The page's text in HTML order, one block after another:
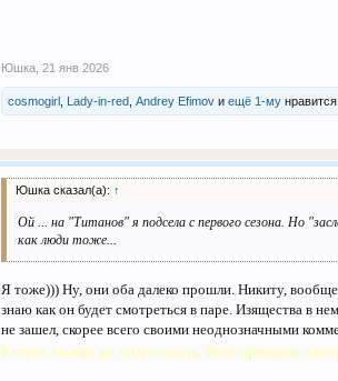
Юшка 21 янв 2026
cosmogirl Lady-in-red ,Andrey Efimov иещё 1-му нравится
Юшка сказал(а): ↑
Ой ... на "Титанов" я подсела с первого сезона. Но
как люди тоже...
Я тоже))) Ну, они оба далеко прошли. Никиту,
знаю как он будет смотреться в паре. Изящества в
не зашел, скорее всего своими неоднозначными
Кстати, можно же тему создать. Всех призываю